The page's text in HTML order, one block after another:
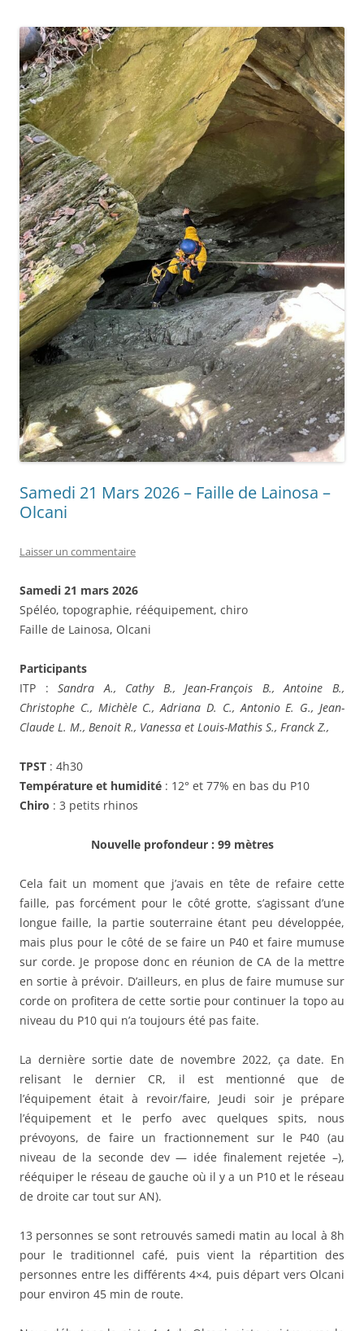
Samedi 21 Mars 2026 – Faille de Lainosa –
Olcani
Laisser un commentaire
Samedi 21 mars 2026
Spéléo, topographie, rééquipement, chiro
Faille de Lainosa, Olcani
Participants
ITP :Sandra A., Cathy B., Jean-François B., Antoine B.,
Christophe C., Michèle C., Adriana D. C., Antonio E. G., Jean-
Claude L. M., Benoit R., Vanessa et Louis-Mathis S., Franck Z.,
TPST : 4h30
Température et humidité : 12° et 77% en bas du P10
Chiro : 3 petits rhinos
Nouvelle profondeur : 99 mètres
Cela fait un moment que j’avais en tête de refaire cette
faille, pas forcément pour le côté grotte, s’agissant d’une
longue faille, la partie souterraine étant peu développée,
mais plus pour le côté de se faire un P40 et faire mumuse
sur corde. Je propose donc en réunion de CA de la mettre
en sortie à prévoir. D’ailleurs, en plus de faire mumuse sur
corde on profitera de cette sortie pour continuer la topo au
niveau du P10 qui n’a toujours été pas faite.
La dernière sortie date de novembre 2022, ça date. En
relisant le dernier CR, il est mentionné que de
l’équipement était à revoir/faire, Jeudi soir je prépare
l’équipement et le perfo avec quelques spits, nous
prévoyons, de faire un fractionnement sur le P40 (au
niveau de la seconde dev — idée finalement rejetée –),
rééquiper le réseau de gauche où il y a un P10 et le réseau
de droite car tout sur AN).
13 personnes se sont retrouvés samedi matin au local à 8h
pour le traditionnel café, puis vient la répartition des
personnes entre les différents 4×4, puis départ vers Olcani
pour environ 45 min de route.